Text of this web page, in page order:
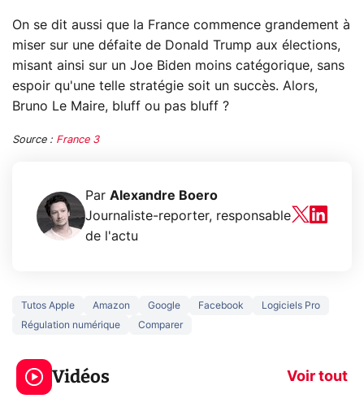
On se dit aussi que la France commence grandement à
miser sur une défaite de Donald Trump aux élections,
misant ainsi sur un Joe Biden moins catégorique, sans
espoir qu'une telle stratégie soit un succès. Alors,
Bruno Le Maire, bluff ou pas bluff ?
Source : France 3
Par Alexandre Boero
Journaliste-reporter, responsable
de l'actu
Tutos Apple Amazon Google Facebook
Logiciels Pro
Régulation numérique
Comparer
Vidéos Voir tout
3 écrans en 1 pour
319€ ? Voici L'AOC
CQ32G4ZA !
prochaine